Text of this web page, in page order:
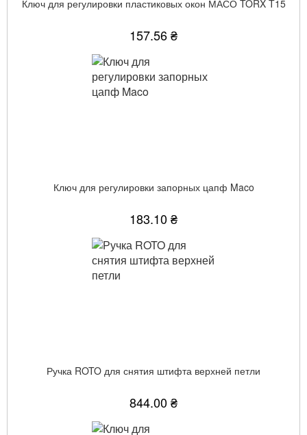
Ключ для регулировки пластиковых окон МАСО TORX T15
157.56 ₴
Ключ для регулировки запорных цапф Maco
183.10 ₴
Ручка ROTO для снятия штифта верхней петли
844.00 ₴